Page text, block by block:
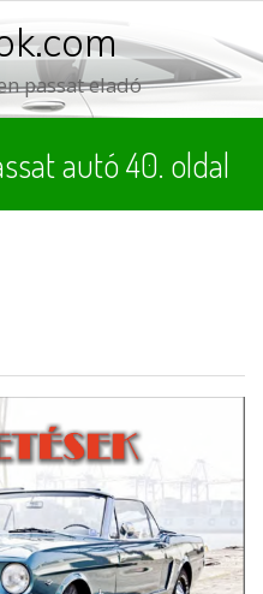
passat eladó
autó 40. oldal